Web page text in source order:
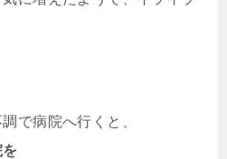
で病院へ行くと、